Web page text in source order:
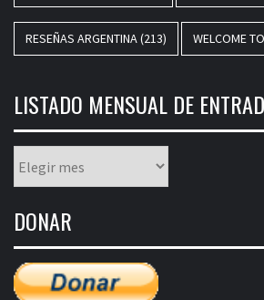
RESEÑAS ARGENTINA(213) WELCOME
LISTADO MENSUAL DE
mensual
entradas
DONAR